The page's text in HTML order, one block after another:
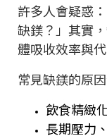
許多人會疑惑
缺鎂？」其實
體吸收效率與
常見缺鎂的原因
飲食精緻
長期壓力